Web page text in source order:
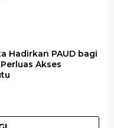
Hadirkan PAUD bagi
Akses